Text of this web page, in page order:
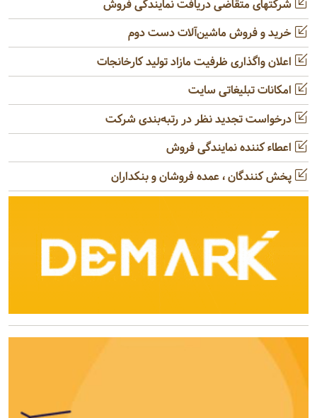
شرکتهای متقاضی دریافت نمایندگی فروش
خرید و فروش ماشین‌آلات دست دوم
اعلان واگذاری ظرفیت مازاد تولید کارخانجات
امکانات تبلیغاتی سایت
درخواست تجدید نظر در رتبه‌بندی شرکت
اعطاء کننده نمایندگی فروش
پخش کنندگان ، عمده فروشان و بنکداران